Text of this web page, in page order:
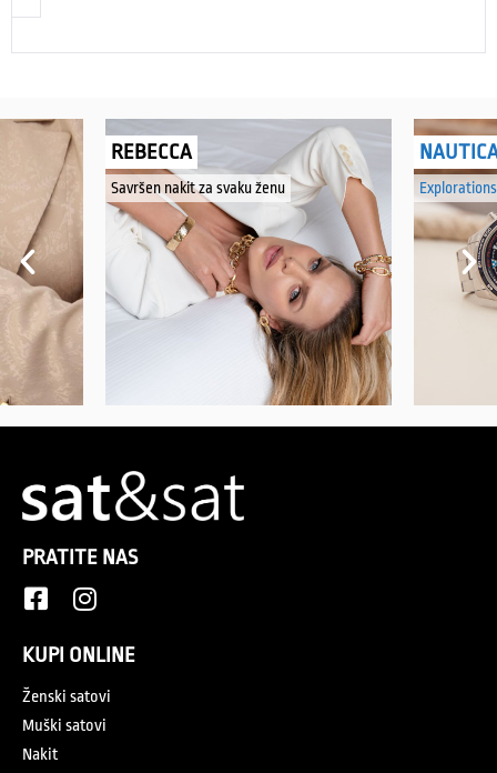
REBECCA
Savršen nakit za svaku ženu
PRATITE NAS
KUPI ONLINE
Ženski satovi
Muški satovi
Nakit